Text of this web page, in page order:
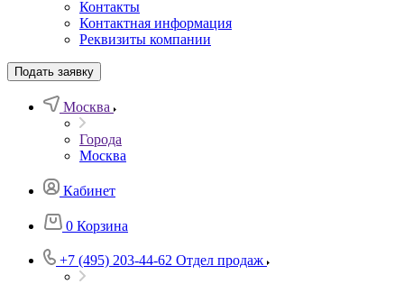
Контакты
Контактная информация
Реквизиты компании
Подать заявку
Москва
Города
Москва
Кабинет
0 Корзина
+7 (495) 203-44-62 Отдел продаж